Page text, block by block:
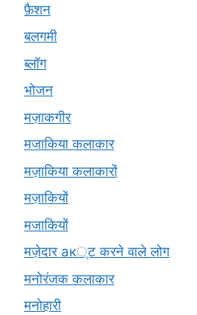
फ़ैशन
बलगमी
ब्लॉग
भोजन
मज़ाकगीर
मजाकिया कलाकार
मज़ाकिया कलाकारों
मज़ाकियों
मजाकियों
मज़ेदार ак्ट करने वाले लोग
मनोरंजक कलाकार
मनोहारी